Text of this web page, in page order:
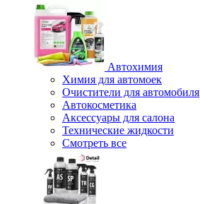
Автохимия
Химия для автомоек
Очистители для автомобиля
Автокосметика
Аксессуары для салона
Технические жидкости
Смотреть все